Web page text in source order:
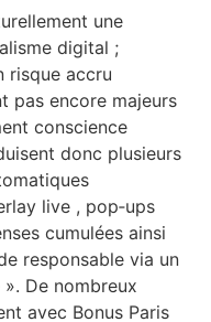
une
digital ;
risque accru
pas encore majeurs
conscience
donc plusieurs
live , pop‑ups
cumulées ainsi
responsable via un
De nombreux
avec Bonus Paris